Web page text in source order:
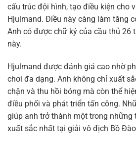
cấu trúc đội hình, tạo điều kiện cho
Hjulmand. Điều này càng làm tăng
Anh có được chữ ký của cầu thủ 26
này.
Hjulmand được đánh giá cao nhờ
chơi đa dạng. Anh không chỉ xuất
chặn và thu hồi bóng mà còn thể
điều phối và phát triển tấn công.
giúp anh trở thành một trong những
xuất sắc nhất tại giải vô địch Bồ